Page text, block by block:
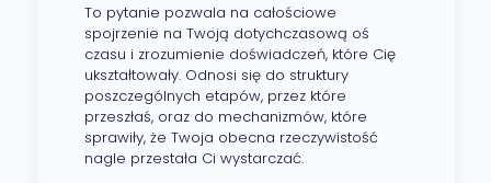
To pytanie pozwala na całościowe
spojrzenie na Twoją dotychczasową oś
czasu i zrozumienie doświadczeń, które Cię
ukształtowały. Odnosi się do struktury
poszczególnych etapów, przez które
przeszłaś, oraz do mechanizmów, które
sprawiły, że Twoja obecna rzeczywistość
nagle przestała Ci wystarczać.